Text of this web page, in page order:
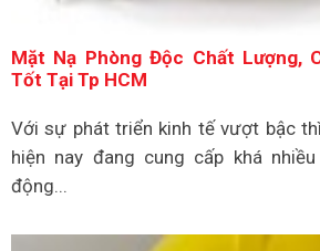
Mặt Nạ Phòng Độc Chất Lượng,
Tốt Tại Tp HCM
Với sự phát triển kinh tế vượt bậc
hiện nay đang cung cấp khá
động...